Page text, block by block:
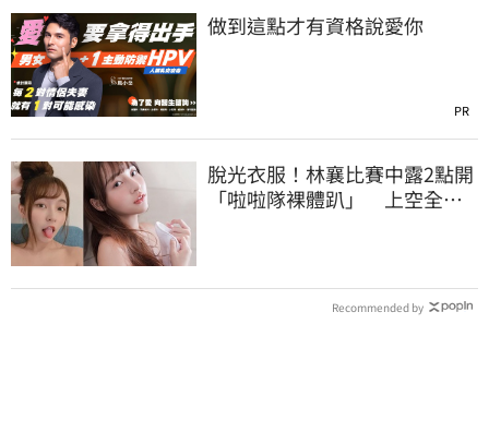
做到這點才有資格說愛你
PR
脫光衣服！林襄比賽中露2點開
「啦啦隊裸體趴」 上空全裸
Recommended by